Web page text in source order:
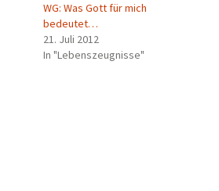
WG: Was Gott für mich
bedeutet…
21. Juli 2012
In "Lebenszeugnisse"